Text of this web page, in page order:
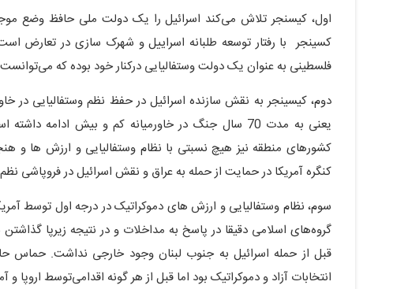
اول، کیسنجر تلاش می‌کند اسرائیل را یک دولت ملی حافظ وضع
کسینجر با رفتار توسعه طلبانه اسراییل و شهرک سازی در تعارض
فلسطینی به عنوان یک دولت وستفالیایی درکنار خود بوده که
دوم، کیسینجر به نقش سازنده اسرائیل در حفظ نظم وستفالیایی در
یعنی به مدت 70 سال جنگ در خاورمیانه کم و بیش
کشورهای منطقه نیز هیچ نسبتی با نظام وستفالیایی و ارزش ها و
کنگره آمریکا در حمایت از حمله به عراق و نقش اسرائیل در فروپاشی
سوم، نظام وستفالیایی و ارزش های دموکراتیک در درجه اول توسط
گروه‌های اسلامی دقیقا در پاسخ به مداخلات و در نتیجه زیرپا
قبل از حمله اسرائیل به جنوب لبنان وجود خارجی نداشت.
انتخابات آزاد و دموکراتیک بود اما قبل از هر گونه اقدامی‌توسط